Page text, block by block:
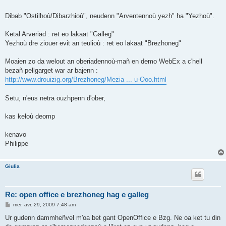
Dibab "Ostilhoù/Dibarzhioù", neudenn "Arventennoù yezh" ha "Yezhoù".
Ketal Arveriad : ret eo lakaat "Galleg"
Yezhoù dre ziouer evit an teulioù : ret eo lakaat "Brezhoneg"
Moaien zo da welout an oberiadennoù-mañ en demo WebEx a c'hell
bezañ pellgarget war ar bajenn :
http://www.drouizig.org/Brezhoneg/Mezia ... u-Ooo.html
Setu, n'eus netra ouzhpenn d'ober,
kas keloù deomp
kenavo
Philippe
Giulia
Re: open office e brezhoneg hag e galleg
M
s
mer. avr. 29, 2009 7:48 am
Ur gudenn dammheñvel m'oa bet gant OpenOffice e Bzg. Ne oa ket tu din